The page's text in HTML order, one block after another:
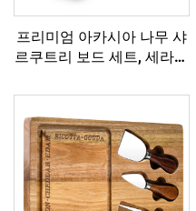
프리미엄 아카시아 나무 샤
르쿠트리 보드 세트, 세라믹